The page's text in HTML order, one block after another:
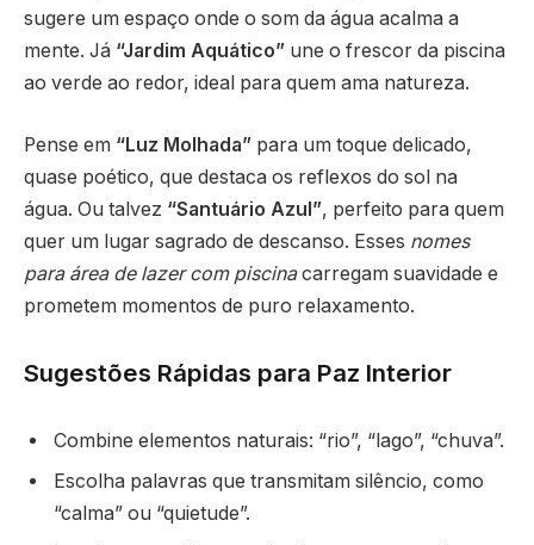
sugere um espaço onde o som da água acalma a
mente. Já “Jardim Aquático” une o frescor da piscina
ao verde ao redor, ideal para quem ama natureza.
Pense em “Luz Molhada” para um toque delicado,
quase poético, que destaca os reflexos do sol na
água. Ou talvez “Santuário Azul”, perfeito para quem
quer um lugar sagrado de descanso. Esses nomes
para área de lazer com piscinacarregam suavidade e
prometem momentos de puro relaxamento.
Sugestões Rápidas para Paz Interior
Combine elementos naturais: “rio”, “lago”, “chuva”.
Escolha palavras que transmitam silêncio, como
“calma” ou “quietude”.